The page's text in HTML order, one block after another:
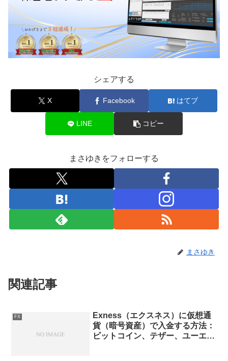
シェアする
X Facebook はてブ
LINE コピー
まさゆきをフォローする
まさゆき
関連記事
FX
Exness（エクスネス）に仮想通
貨（暗号資産）で入金する方法：
ビットコイン、テザー、ユーエス